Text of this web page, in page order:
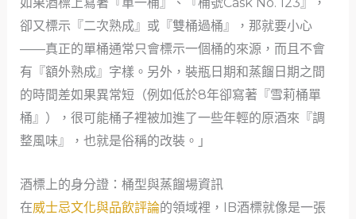
卻又標示『二次熟成』或『雙桶過桶』，那就要小心
——真正的單桶通常只會標示一個桶的來源，而且不會
有『額外熟成』字樣。另外，裝瓶日期和蒸餾日期之間
的時間差如果異常短（例如低於8年卻寫著『雪莉桶單
桶』），很可能桶子裡被加進了一些年輕的原酒來『調
整風味』，也就是俗稱的改裝。」
酒標上的身分證：桶型與蒸餾場資訊
在威士忌文化與品飲評論的領域裡，IB酒標就像是一張